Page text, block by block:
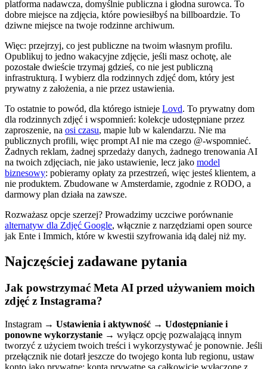
platforma nadawcza, domyślnie publiczna i głodna surowca. To
dobre miejsce na zdjęcia, które powiesiłbyś na billboardzie. To
dziwne miejsce na twoje rodzinne archiwum.
Więc: przejrzyj, co jest publiczne na twoim własnym profilu.
Opublikuj to jedno wakacyjne zdjęcie, jeśli masz ochotę, ale
pozostałe dwieście trzymaj gdzieś, co nie jest publiczną
infrastrukturą. I wybierz dla rodzinnych zdjęć dom, który jest
prywatny z założenia, a nie przez ustawienia.
To ostatnie to powód, dla którego istnieje Lovd. To prywatny dom
dla rodzinnych zdjęć i wspomnień: kolekcje udostępniane przez
zaproszenie, na osi czasu, mapie lub w kalendarzu. Nie ma
publicznych profili, więc prompt AI nie ma czego @-wspomnieć.
Żadnych reklam, żadnej sprzedaży danych, żadnego trenowania AI
na twoich zdjęciach, nie jako ustawienie, lecz jako model
biznesowy: pobieramy opłaty za przestrzeń, więc jesteś klientem, a
nie produktem. Zbudowane w Amsterdamie, zgodnie z RODO, a
darmowy plan działa na zawsze.
Rozważasz opcje szerzej? Prowadzimy uczciwe porównanie
alternatyw dla Zdjęć Google, włącznie z narzędziami open source
jak Ente i Immich, które w kwestii szyfrowania idą dalej niż my.
Najczęściej zadawane pytania
Jak powstrzymać Meta AI przed używaniem moich
zdjęć z Instagrama?
Instagram → Ustawienia i aktywność → Udostępnianie i
ponowne wykorzystanie → wyłącz opcję pozwalającą innym
tworzyć z użyciem twoich treści i wykorzystywać je ponownie. Jeśli
przełącznik nie dotarł jeszcze do twojego konta lub regionu, ustaw
konto jako prywatne; konta prywatne są całkowicie wyłączone z